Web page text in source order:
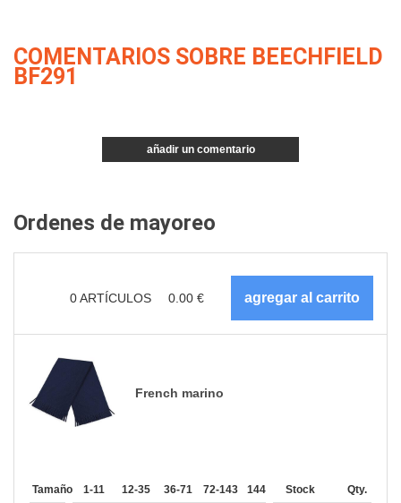
COMENTARIOS SOBRE BEECHFIELD
BF291
añadir un comentario
Ordenes de mayoreo
0ARTÍCULOS 0.00 €
French marino
Tamaño 1-11 12-35 36-71 72-143 144-287 288 + Más
Stock Qty.